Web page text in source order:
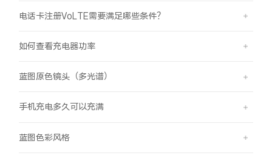
电话卡注册VoLTE需要满足哪些条件？
如何查看充电器功率
蓝图原色镜头（多光谱）
手机充电多久可以充满
蓝图色彩风格